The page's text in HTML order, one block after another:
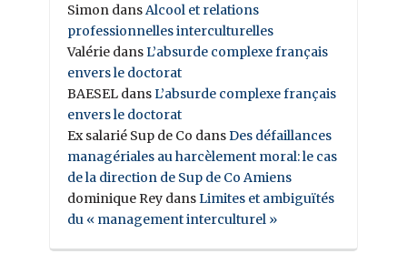
Simon dansAlcool et relations
professionnelles interculturelles
Valérie dansL’absurde complexe français
envers le doctorat
BAESEL dansL’absurde complexe français
envers le doctorat
Ex salarié Sup de Co dansDes défaillances
managériales au harcèlement moral: le cas
de la direction de Sup de Co Amiens
dominique Rey dansLimites et ambiguïtés
du « management interculturel »